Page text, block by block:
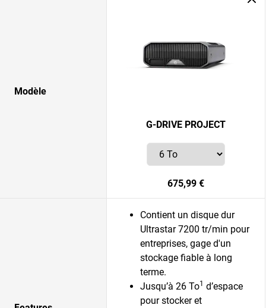
Modèle
G-DRIVE PROJECT
675,99 €
Contient un disque dur
Ultrastar 7200 tr/min pour
entreprises, gage d'un
stockage fiable à long
terme.
Jusqu’à 26 To1 d’espace
pour stocker et